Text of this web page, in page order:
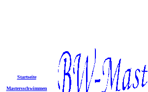
Startseite
Mastersschwimmen